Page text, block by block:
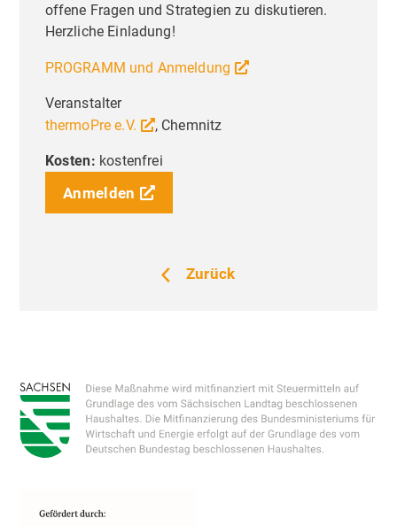
offene Fragen und Strategien zu diskutieren.
Herzliche Einladung!
PROGRAMM und Anmeldung
Veranstalter
thermoPre e.V.
, Chemnitz
Kosten: kostenfrei
Anmelden
Zurück
Diese Seite nutzt Website Tracking-
Interessen der Nutzer anzuzeigen. Ich bin
damit einverstanden und kann meine
Einwilligung jederzeit mit Wirkung für die
Zukunft widerrufen oder ändern.